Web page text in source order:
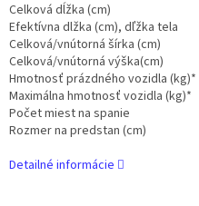
Celková dĺžka (cm)
Efektívna dlžka (cm), dľžka tela
Celková/vnútorná šírka (cm)
Celková/vnútorná výška(cm)
Hmotnosť prázdného vozidla (kg)*
Maximálna hmotnosť vozidla (kg)*
Počet miest na spanie
Rozmer na predstan (cm)
Detailné informácie